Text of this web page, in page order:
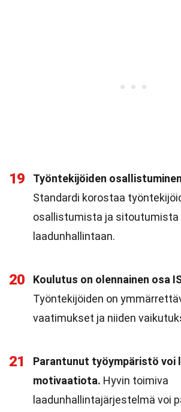
19
Työntekijöiden
Standardi korostaa
osallistumista ja sitoutumista
laadunhallintaan.
20
Koulutus on olennainen osa
Työntekijöiden on
vaatimukset ja niiden
21
Parantunut työympäristö voi
motivaatiota. Hyvin toimiva
laadunhallintajärjestelmä voi